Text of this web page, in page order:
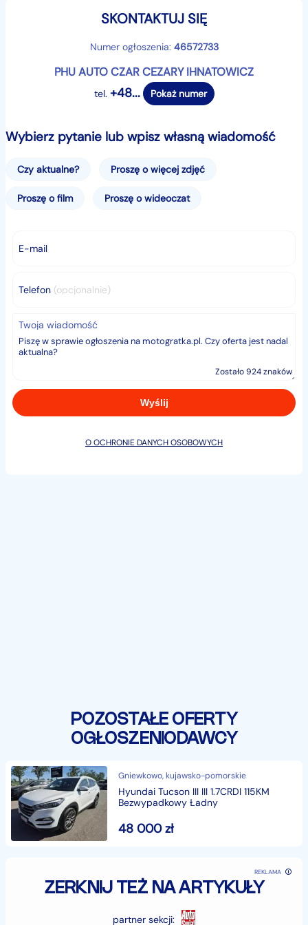
✅ Podgrzewana siedzenia przednie
✅ Dwustrefowy klimatronic
✅ Światła led do jazdy dziennej
✅Elektrycznie składane lusterka
lub ASO.
Na sprzedawany pojazd wystawiamy fakturę Vat
dzięki czemu kupujący zwolniony z opłaty PCC 2%.
Istnieje możliwość uzyskania Gwarancji od 3 do 12
SKONTAKTUJ SIĘ
Numer ogłoszenia: 46572733
PHU AUTO CZAR CEZARY IHNATOWICZ
tel. +48... Pokaż numer
Wybierz pytanie lub wpisz własną wiadomość
Czy aktualne? Proszę o więcej zdjęć
Proszę o film Proszę o wideoczat
E-mail
Telefon (opcjonalnie)
Twoja wiadomość
Zostało 924 znaków
O OCHRONIE DANYCH OSOBOWYCH
POZOSTAŁE OFERTY
OGŁOSZENIODAWCY
Gniewkowo, kujawsko-pomorskie
Hyundai Tucson III III 1.7CRDI 115KM
Bezwypadkowy Ładny
48 000zł
ZERKNIJ TEŻ NA ARTYKUŁY
REKLAMA
partner sekcji: